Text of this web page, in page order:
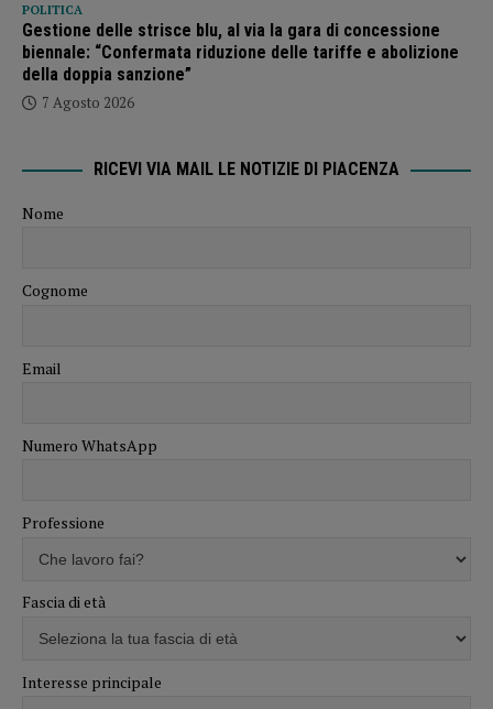
POLITICA
Gestione delle strisce blu, al via la gara di concessione
biennale: “Confermata riduzione delle tariffe e abolizione
della doppia sanzione”
7 Agosto 2026
RICEVI VIA MAIL LE NOTIZIE DI PIACENZA
Nome
Cognome
Email
Numero WhatsApp
Professione
Fascia di età
Interesse principale